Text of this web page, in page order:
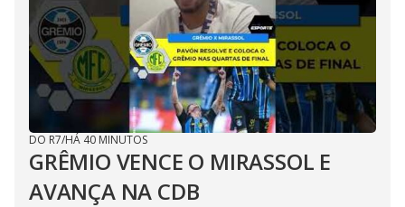
DO R7/HÁ 40 MINUTOS
GRÊMIO VENCE O MIRASSOL E
AVANÇA NA CDB